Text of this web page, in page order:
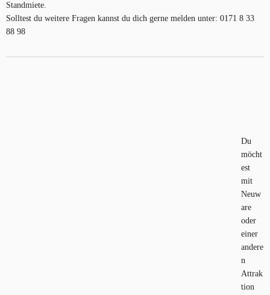
Standmiete.
Solltest du weitere Fragen kannst du dich gerne melden unter: 0171 8 33
88 98
Du
möcht
est
mit
Neuw
are
oder
einer
andere
n
Attrak
tion